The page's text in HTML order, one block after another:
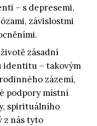
– s depresemi,
závislostmi
zásadní
identitu – takovým
zázemí,
podpory místní
spirituálního
z nás tyto